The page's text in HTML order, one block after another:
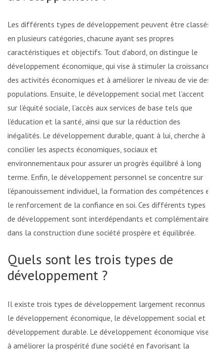
Les différents types de développement peuvent être classés
en plusieurs catégories, chacune ayant ses propres
caractéristiques et objectifs. Tout d’abord, on distingue le
développement économique, qui vise à stimuler la croissance
des activités économiques et à améliorer le niveau de vie des
populations. Ensuite, le développement social met l’accent
sur l’équité sociale, l’accès aux services de base tels que
l’éducation et la santé, ainsi que sur la réduction des
inégalités. Le développement durable, quant à lui, cherche à
concilier les aspects économiques, sociaux et
environnementaux pour assurer un progrès équilibré à long
terme. Enfin, le développement personnel se concentre sur
l’épanouissement individuel, la formation des compétences et
le renforcement de la confiance en soi. Ces différents types
de développement sont interdépendants et complémentaires
dans la construction d’une société prospère et équilibrée.
Quels sont les trois types de
développement ?
Il existe trois types de développement largement reconnus :
le développement économique, le développement social et le
développement durable. Le développement économique vise
à améliorer la prospérité d’une société en favorisant la